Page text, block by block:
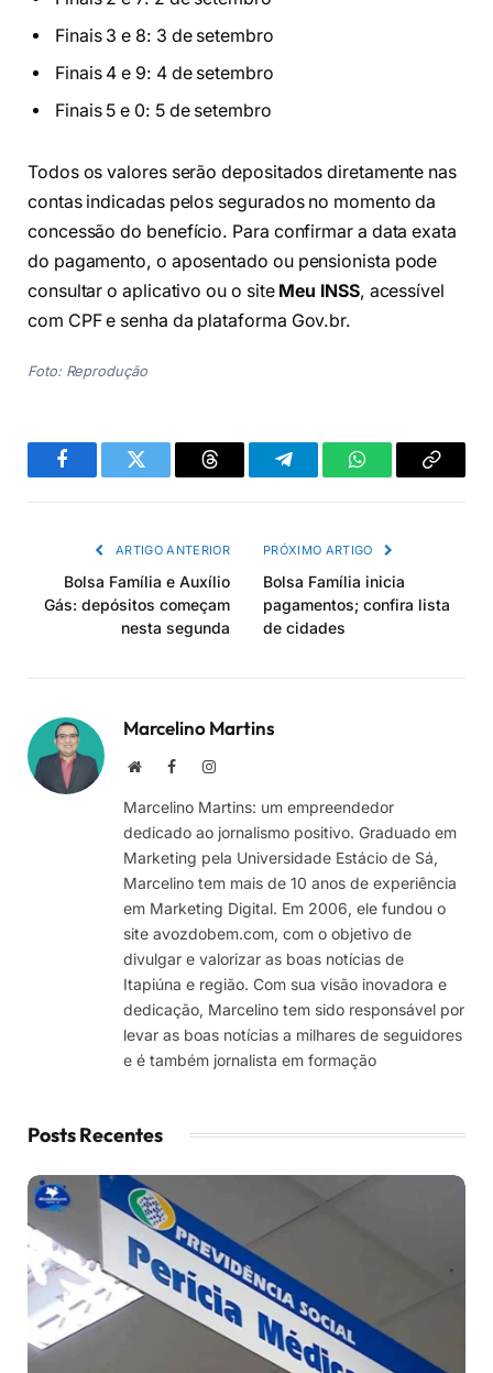
Finais 3 e 8: 3 de setembro
Finais 4 e 9: 4 de setembro
Finais 5 e 0: 5 de setembro
Todos os valores serão depositados diretamente nas
contas indicadas pelos segurados no momento da
concessão do benefício. Para confirmar a data exata
do pagamento, o aposentado ou pensionista pode
consultar o aplicativo ou o site Meu INSS, acessível
com CPF e senha da plataforma Gov.br.
Foto: Reprodução
FacebookTwitter Threads TelegramWhatsAppCopiar
ARTIGO ANTERIOR
Bolsa Família e Auxílio
Gás: depósitos começam
nesta segunda
PRÓXIMO ARTIGO
Bolsa Família inicia
pagamentos; confira lista
de cidades
Marcelino Martins
Site FacebookInstagram
Marcelino Martins: um empreendedor
dedicado ao jornalismo positivo. Graduado em
Marketing pela Universidade Estácio de Sá,
Marcelino tem mais de 10 anos de experiência
em Marketing Digital. Em 2006, ele fundou o
site avozdobem.com, com o objetivo de
divulgar e valorizar as boas notícias de
Itapiúna e região. Com sua visão inovadora e
dedicação, Marcelino tem sido responsável por
levar as boas notícias a milhares de seguidores
e é também jornalista em formação
Posts Recentes